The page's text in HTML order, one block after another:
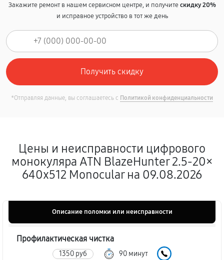
Закажите ремонт в нашем сервисном центре, и получитескидку 20%
и исправное устройство в тот же день
*Отправляя данные, вы соглашаетесь с Политикой конфиденциальности
Цены и неисправности цифрового
монокуляра ATN BlazeHunter 2.5‑20×
640x512 Monocular на 09.08.2026
Описание поломки или неисправности
Профилактическая чистка
1350 руб 90 минут